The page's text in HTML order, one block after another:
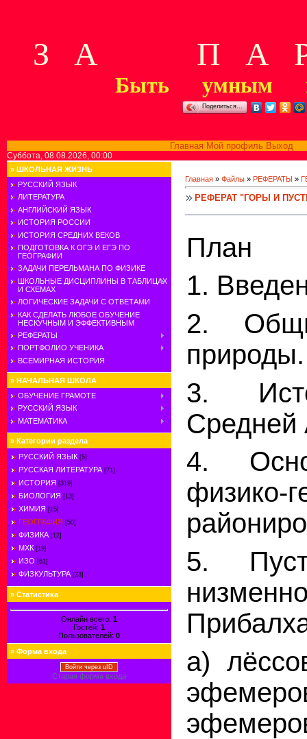
З А П А Р
Быть умным
Поделиться…
Главная Мой профиль Выход
Суббота, 08.08.2026, 00:00
» ШКОЛЬНАЯ ЖИЗНЬ
РУССКИЙ ЯЗЫК
ЛИТЕРАТУРА
АНГЛИЙСКИЙ ЯЗЫК
ИСТОРИЯ РОССИИ
ИСТОРИЯ СРЕДНИХ ВЕКОВ
ПОДГОТОВКА К ОГЭ И ЕГЭ ПО
ГЕОГРАФИИ
ЗАДАЧИ ПЕРЕЛЬМАНА ПО ФИЗИКЕ
ШКОЛЬНЫЕ ДИСЦИПЛИНЫ В ТАБЛИЦАХ
И СХЕМАХ
ЛОГИЧЕСКИЕ ЗАДАЧИ С ОТВЕТАМИ
КАК СДЕЛАТЬ ЛЮБОЕ ОБУЧЕНИЕ
НЕСКУЧНЫМ И ЭФФЕКТИВНЫМ
РЕФЕРАТЫ
ПОРТФОЛИО УЧЕНИКА
ВСЕМИРНАЯ ИСТОРИЯ
» НАЧАЛЬНАЯ ШКОЛА
ОБУЧЕНИЕ ГРАМОТЕ
РУССКИЙ ЯЗЫК
МАТЕМАТИКА
» Категории раздела
РУССКИЙ ЯЗЫК [5]
РУССКАЯ ЛИТЕРАТУРА [71]
ИСТОРИЯ [319]
БИОЛОГИЯ [13]
ХИМИЯ [15]
ГЕОГРАФИЯ [50]
ФИЗИКА [12]
МХК [19]
ИЗО [61]
ФИЗКУЛЬТУРА [23]
» Статистика
Онлайн всего: 1
Гостей: 1
Пользователей: 0
» Форма входа
Войти через uID
Старая форма входа
Главная » Файлы » РЕФЕРАТЫ »
РЕФЕРАТ "ГОРЫ И
План
1.
2.
природы.
3.
Средней
4.
физико-
5.
а)